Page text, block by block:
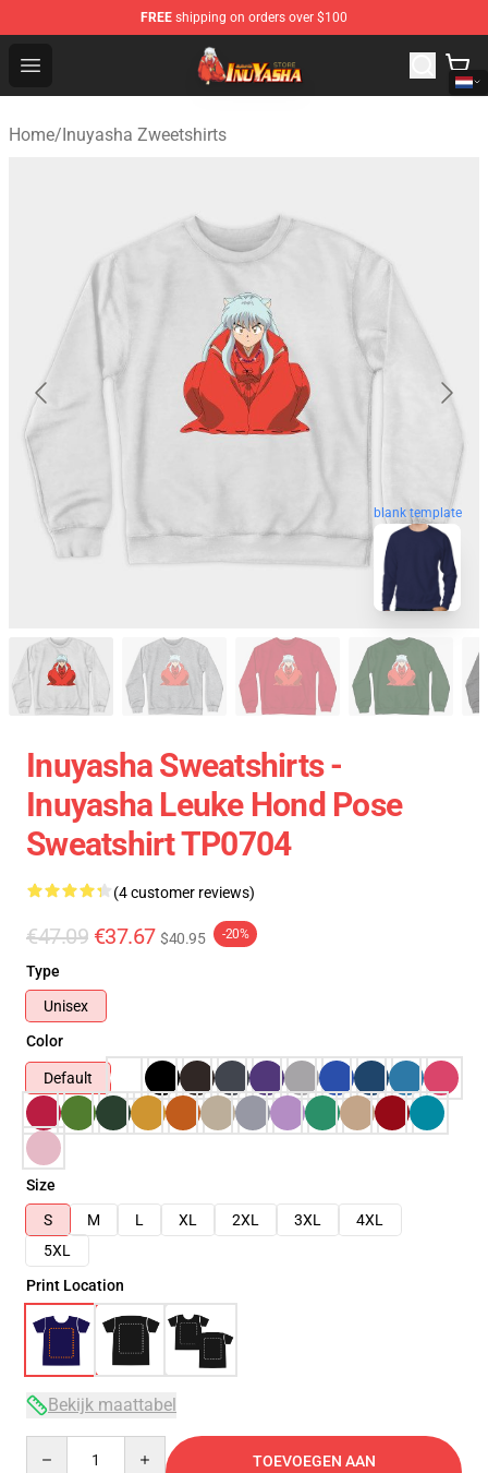
FREE shipping on orders over $100
Open menu
Inuyasha Store - Official Inuyasha Merchandise Shop
Home/Inuyasha Zweetshirts
blank template
Inuyasha Sweatshirts -
Inuyasha Leuke Hond Pose
Sweatshirt TP0704
(4 customer reviews)
€47.09 €37.67 $40.95 -20%
Type
Unisex
Color
Default
Size
S
M L XL 2XL 3XL
4XL
5XL
Print Location
Bekijk maattabel
TOEVOEGEN AAN